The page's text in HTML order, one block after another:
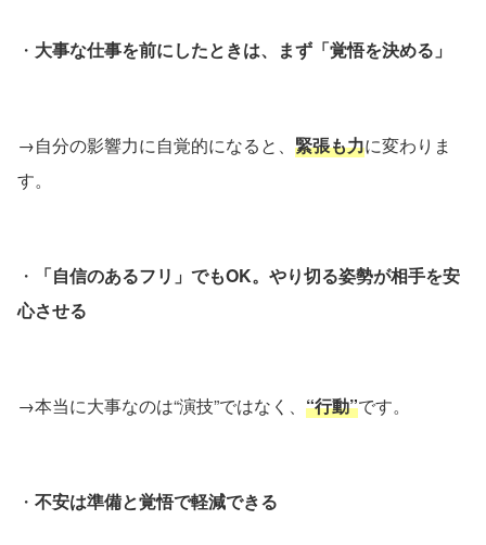
・ 大事な仕事を前にしたときは、まず「覚悟を決める」
→自分の影響力に自覚的になると、 緊張も力に変わりま
す。
・
「自信のあるフリ」でもOK。やり切る姿勢が相手を安
心させる
→本当に大事なのは“演技”ではなく、 “行動”です。
・ 不安は準備と覚悟で軽減できる